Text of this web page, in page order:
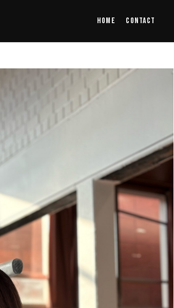
Home Contact